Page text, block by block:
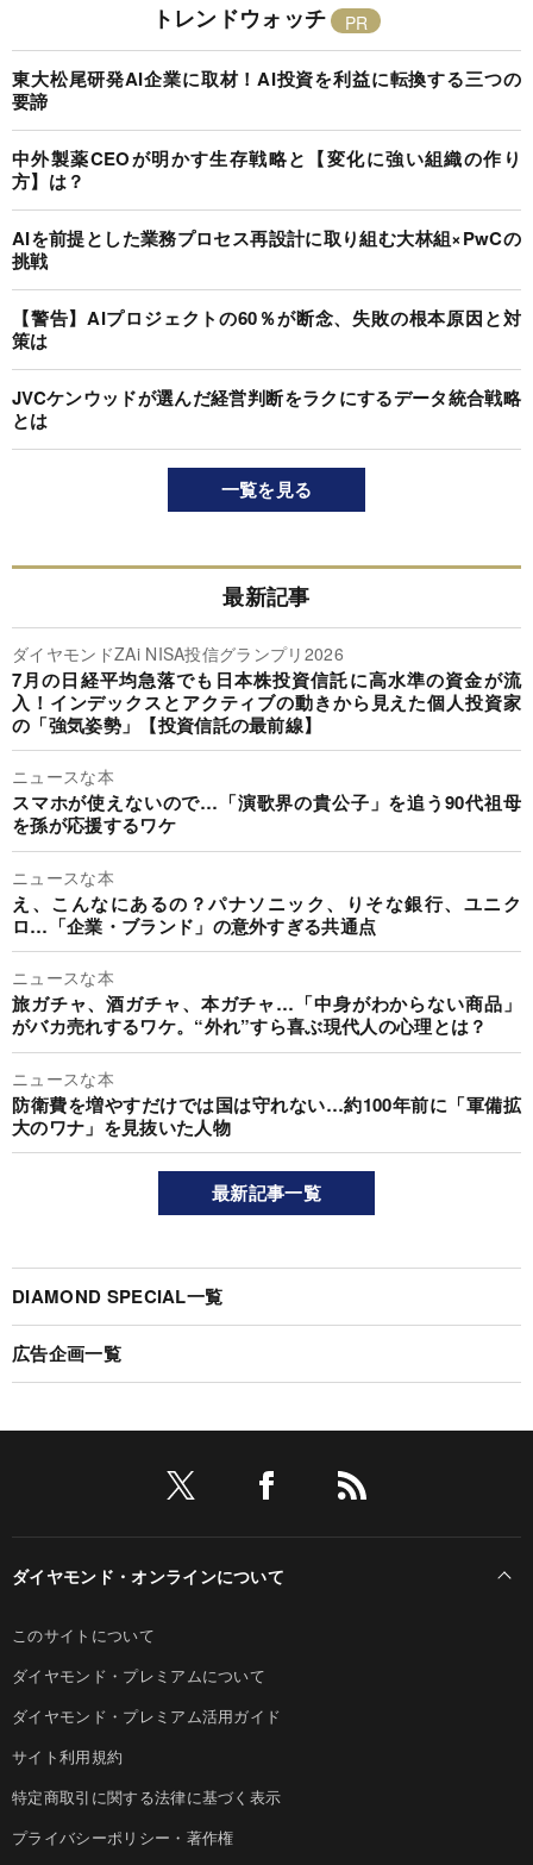
トレンドウォッチ
東大松尾研発AI企業に取材！AI投資を利益に転換する三つの
要諦
中外製薬CEOが明かす生存戦略と【変化に強い組織の作り
方】は？
AIを前提とした業務プロセス再設計に取り組む大林組×PwCの
挑戦
【警告】AIプロジェクトの60％が断念、失敗の根本原因と対
策は
JVCケンウッドが選んだ経営判断をラクにするデータ統合戦略
とは
一覧を見る
最新記事
ダイヤモンドZAi NISA投信グランプリ2026
7月の日経平均急落でも日本株投資信託に高水準の資金が流
入！インデックスとアクティブの動きから見えた個人投資家
の「強気姿勢」【投資信託の最前線】
ニュースな本
スマホが使えないので…「演歌界の貴公子」を追う90代祖母
を孫が応援するワケ
ニュースな本
え、こんなにあるの？パナソニック、りそな銀行、ユニク
ロ…「企業・ブランド」の意外すぎる共通点
ニュースな本
旅ガチャ、酒ガチャ、本ガチャ…「中身がわからない商品」
がバカ売れするワケ。“外れ”すら喜ぶ現代人の心理とは？
ニュースな本
防衛費を増やすだけでは国は守れない…約100年前に「軍備拡
大のワナ」を見抜いた人物
最新記事一覧
DIAMOND SPECIAL一覧
広告企画一覧
ダイヤモンド・オンラインについて
このサイトについて
ダイヤモンド・プレミアムについて
ダイヤモンド・プレミアム活用ガイド
サイト利用規約
特定商取引に関する法律に基づく表示
プライバシーポリシー・著作権